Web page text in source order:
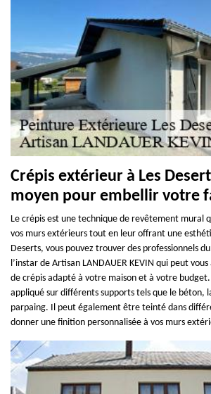
Crépis extérieur à Les
moyen pour embellir votre
Le crépis est une technique de revêtement mural
vos murs extérieurs tout en leur offrant une
Deserts, vous pouvez trouver des professionnels
l’instar de Artisan LANDAUER KEVIN qui peut
de crépis adapté à votre maison et à votre
appliqué sur différents supports tels que le béton,
parpaing. Il peut également être teinté dans
donner une finition personnalisée à vos murs